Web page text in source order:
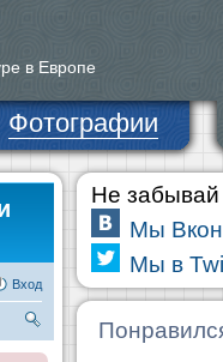
в Европе
Фотографии
Вход
Не забывай
Мы
Мы в